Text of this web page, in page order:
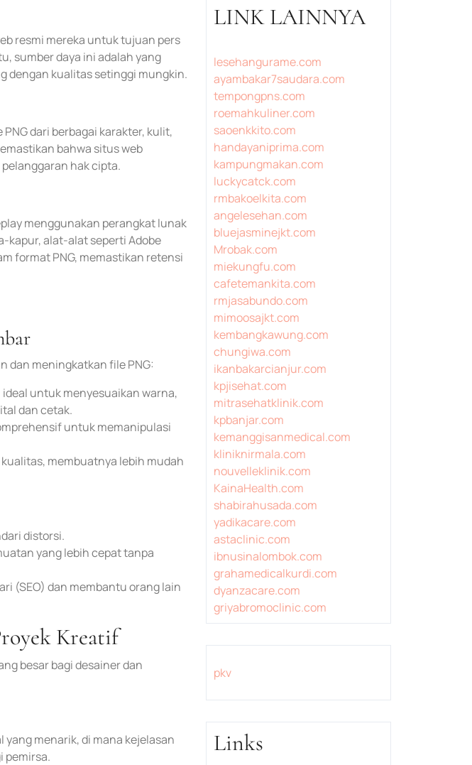
resmi mereka untuk tujuan pers
sumber daya ini adalah yang
dengan kualitas setinggi mungkin.
dari berbagai karakter, kulit,
bahwa situs web
hak cipta.
menggunakan perangkat lunak
kapur, alat-alat seperti Adobe
format PNG, memastikan retensi
dan meningkatkan file PNG:
untuk menyesuaikan warna,
dan cetak.
untuk memanipulasi
membuatnya lebih mudah
distorsi.
yang lebih cepat tanpa
(SEO) dan membantu orang lain
Kreatif
besar bagi desainer dan
menarik, di mana kejelasan
pemirsa.
LINK LAINNYA
lesehangurame.com
ayambakar7saudara.com
tempongpns.com
roemahkuliner.com
saoenkkito.com
handayaniprima.com
kampungmakan.com
luckycatck.com
rmbakoelkita.com
angelesehan.com
bluejasminejkt.com
Mrobak.com
miekungfu.com
cafetemankita.com
rmjasabundo.com
mimoosajkt.com
kembangkawung.com
chungiwa.com
ikanbakarcianjur.com
kpjisehat.com
mitrasehatklinik.com
kpbanjar.com
kemanggisanmedical.com
kliniknirmala.com
nouvelleklinik.com
KainaHealth.com
shabirahusada.com
yadikacare.com
astaclinic.com
ibnusinalombok.com
grahamedicalkurdi.com
dyanzacare.com
griyabromoclinic.com
pkv
Links